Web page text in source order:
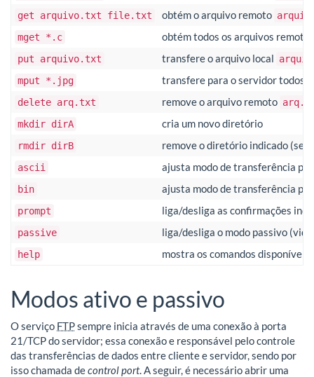
get arquivo.txt file.txt
obtém o arquivo remoto
mget *.c
obtém todos os arquivos
put arquivo.txt transfere o arquivo local
mput *.jpg
transfere para o servidor todos
delete arq.txt remove o arquivo remoto
mkdir dirA
cria um novo diretório
rmdir dirB remove o diretório indicado (se
ascii ajusta modo de transferência
bin ajusta modo de transferência
prompt liga/desliga as confirmações
passive liga/desliga o modo passivo
help mostra os comandos disponíveis
Modos ativo e passivo
O serviço FTPsempre inicia através de uma conexão à porta
21/TCP do servidor; essa conexão e responsável pelo controle
das transferências de dados entre cliente e servidor, sendo por
isso chamada decontrol port. A seguir, é necessário abrir uma